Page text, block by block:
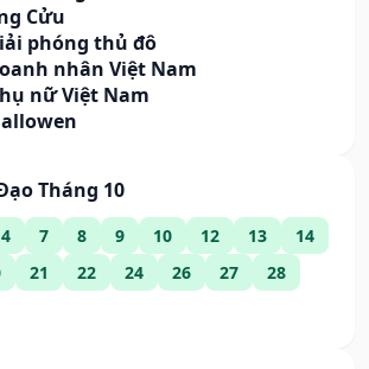
Cửu
phóng thủ đô
nhân Việt Nam
nữ Việt Nam
Tháng 10
4 7 8 9 10 12 13
14
21 22 24 26 27
28